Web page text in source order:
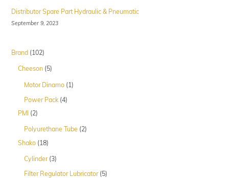
Distributor Spare Part Hydraulic & Pneumatic
September 9, 2023
Brand 102102
Cheeson 55
Motor Dinamo 11
Power Pack 44
PMI 22
Polyurethane Tube 22
Shako 1818
Cylinder 33
Filter Regulator Lubricator 55